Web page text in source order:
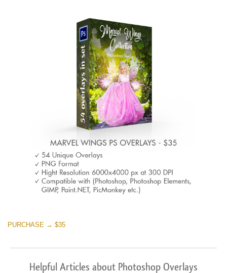
PURCHASE → $35
Helpful Articles about Photoshop Overlays